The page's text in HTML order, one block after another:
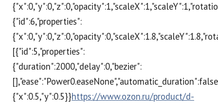
{"id":6,"properties":
[{"id":5,"properties":
{"duration":2000,"delay":0,"bezier":
{"x":0.5,"y":0.5}}https://www.ozon.ru/product/d-